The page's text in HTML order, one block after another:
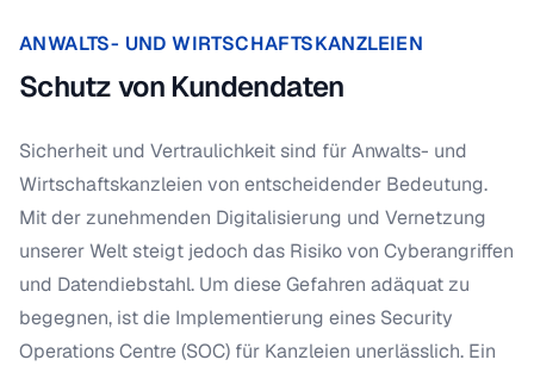
ANWALTS- UND WIRTSCHAFTSKANZLEIEN
Schutz von Kundendaten
Sicherheit und Vertraulichkeit sind für Anwalts- und
Wirtschaftskanzleien von entscheidender Bedeutung.
Mit der zunehmenden Digitalisierung und Vernetzung
unserer Welt steigt jedoch das Risiko von Cyberangriffen
und Datendiebstahl. Um diese Gefahren adäquat zu
begegnen, ist die Implementierung eines Security
Operations Centre (SOC) für Kanzleien unerlässlich. Ein